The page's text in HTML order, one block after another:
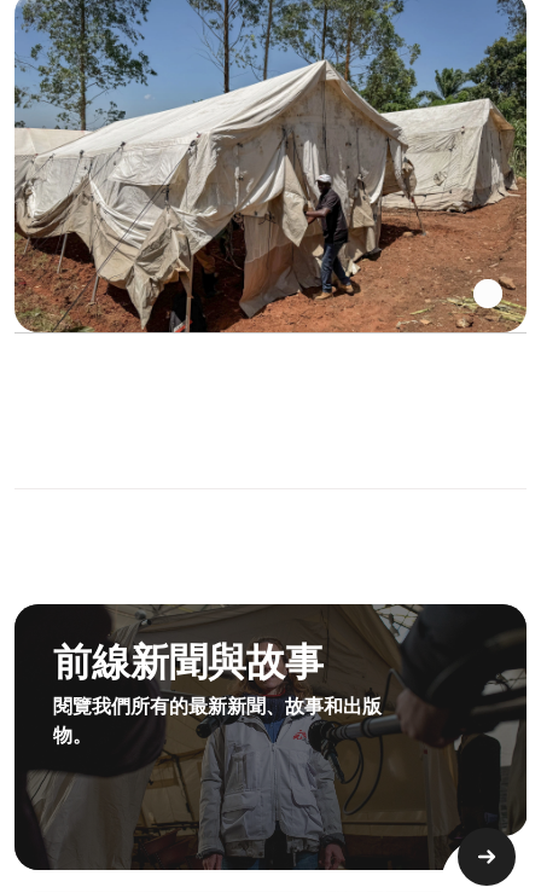
前線新聞與故事
閱覽我們所有的最新新聞、故事和出版
物。
3.1.1 Principles&Commitment Principles Card5 Desktop